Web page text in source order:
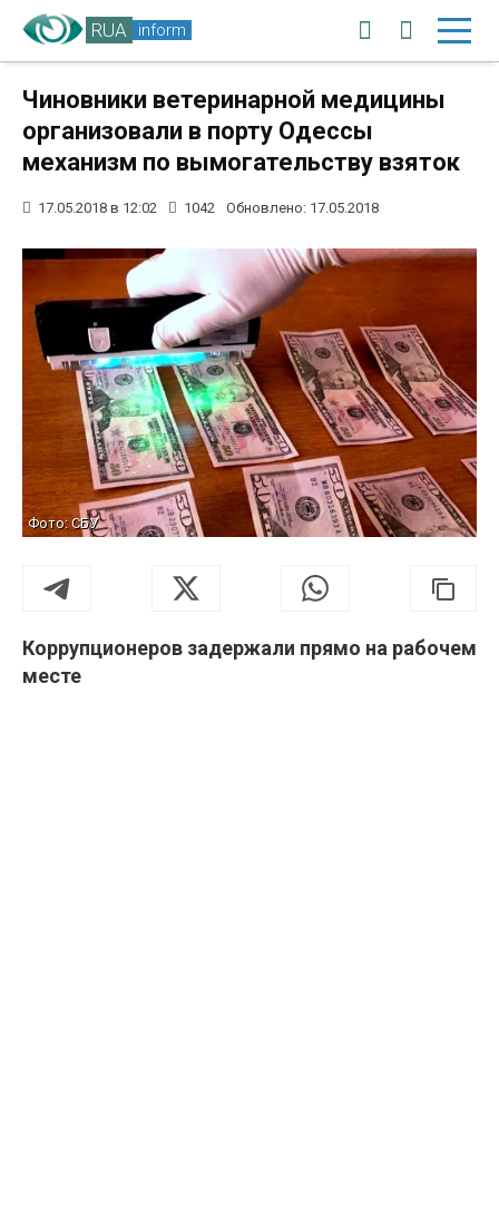
RUA inform
Чиновники ветеринарной медицины
организовали в порту Одессы
механизм по вымогательству взяток
17.05.2018 в 12:02 1042 Обновлено: 17.05.2018
Фото: СБУ
Коррупционеров задержали прямо на рабочем
месте